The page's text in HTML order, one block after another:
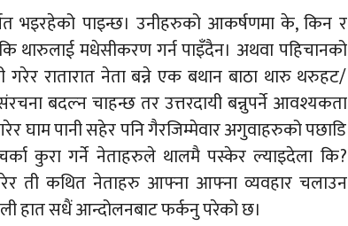
भइरहेको पाइन्छ। उनीहरुको आकर्षणमा के, किन र
कि थारुलाई मधेसीकरण गर्न पाइँदैन। अथवा पहिचानको
गरेर रातारात नेता बन्ने एक बथान बाठा थारु थरुहट/
बदल्न चाहन्छ तर उत्तरदायी बन्नुपर्ने आवश्यकता
घाम पानी सहेर पनि गैरजिम्मेवार अगुवाहरुको पछाडि
कुरा गर्ने नेताहरुले थालमै पस्केर ल्याइदेला कि?
ती कथित नेताहरु आफ्ना आफ्ना व्यवहार चलाउन
हात सधैं आन्दोलनबाट फर्कनु परेको छ।